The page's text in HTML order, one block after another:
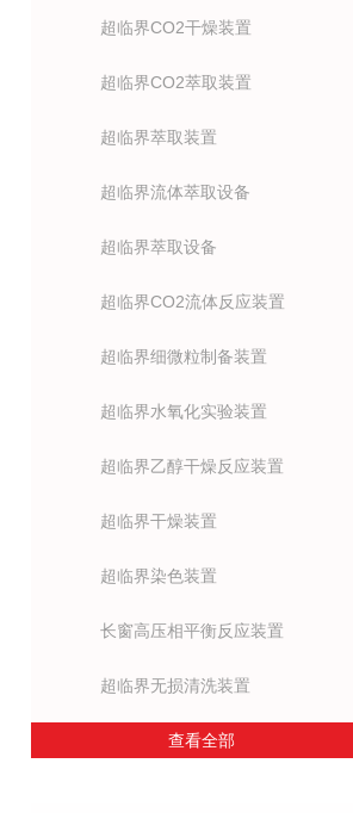
超临界CO2干燥装置
超临界CO2萃取装置
超临界萃取装置
超临界流体萃取设备
超临界萃取设备
超临界CO2流体反应装置
超临界细微粒制备装置
超临界水氧化实验装置
超临界乙醇干燥反应装置
超临界干燥装置
超临界染色装置
长窗高压相平衡反应装置
超临界无损清洗装置
查看全部